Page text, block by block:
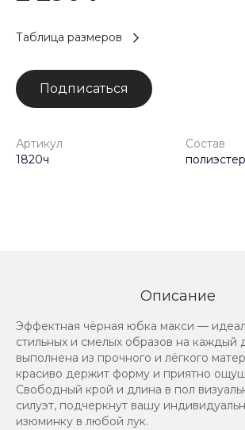
Таблица размеров
Подписаться
Артикул
1820ч
Состав
Описание
Эффектная чёрная юбка макси —
стильных и смелых образов на каждый
выполнена из прочного и лёгкого
красиво держит форму и приятно
Свободный крой и длина в пол
силуэт, подчеркнут вашу
изюминку в любой лук.